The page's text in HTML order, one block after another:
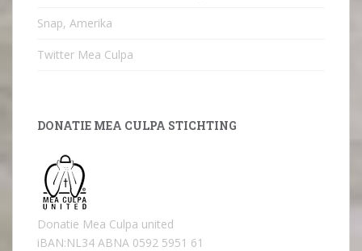
Snap, Amerika
Twitter Mea Culpa
DONATIE MEA CULPA STICHTING
Donatie Mea Culpa united
iBAN:NL34 ABNA 0592 5951 61